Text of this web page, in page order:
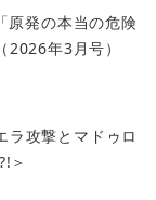
原発の本当の危険
年3月号）
ラ攻撃とマドゥロ
＞